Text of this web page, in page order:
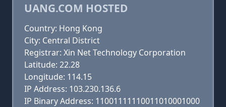
UANG.COM HOSTED
Country: Hong Kong
City: Central District
Registrar: Xin Net Technology Corporation
Latitude: 22.28
Longitude: 114.15
IP Address: 103.230.136.6
IP Binary Address: 11001111110011010001000